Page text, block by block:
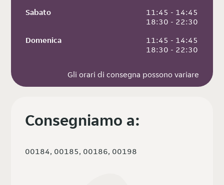
Sabato
11:45 - 14:45
18:30 - 22:30
Domenica
11:45 - 14:45
18:30 - 22:30
Gli orari di consegna possono variare
Consegniamo a:
00184, 00185, 00186, 00198